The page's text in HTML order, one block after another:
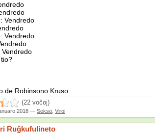
Vendredo
Vendredo
Vendredo
de Robinsono Kruso
(22 voĉoj)
2018 — Sekso Viroj
Ruĝkufulineto